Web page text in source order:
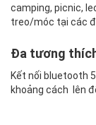
camping, picnic,
treo/móc tại các
Đa tương
Kết nối bluetooth
khoảng cách lên